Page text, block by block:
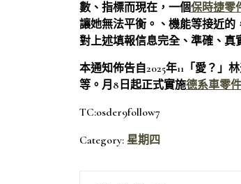
數、指標而現在，一個保時捷零
讓她無法平衡。、機能等接近的
對上述填報信息完全、準確、真
本通知佈告自2025年11「愛？
等。月8日起正式實施德系車零件
TC:osder9follow7
Category: 星期四